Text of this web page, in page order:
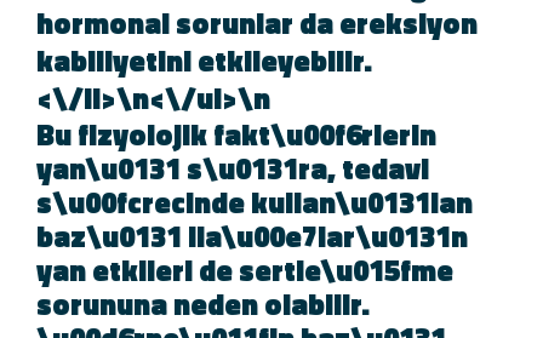
hormonal sorunlar da ereksiyon
kabiliyetini etkileyebilir.
<\/li>\n<\/ul>\n
Bu fizyolojik fakt\u00f6rlerin
yan\u0131 s\u0131ra, tedavi
s\u00fcrecinde kullan\u0131lan
baz\u0131 ila\u00e7lar\u0131n
yan etkileri de sertle\u015fme
sorununa neden olabilir.